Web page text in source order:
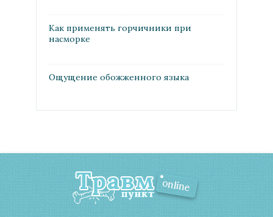
Как применять горчичники при
насморке
Ощущение обожженного языка